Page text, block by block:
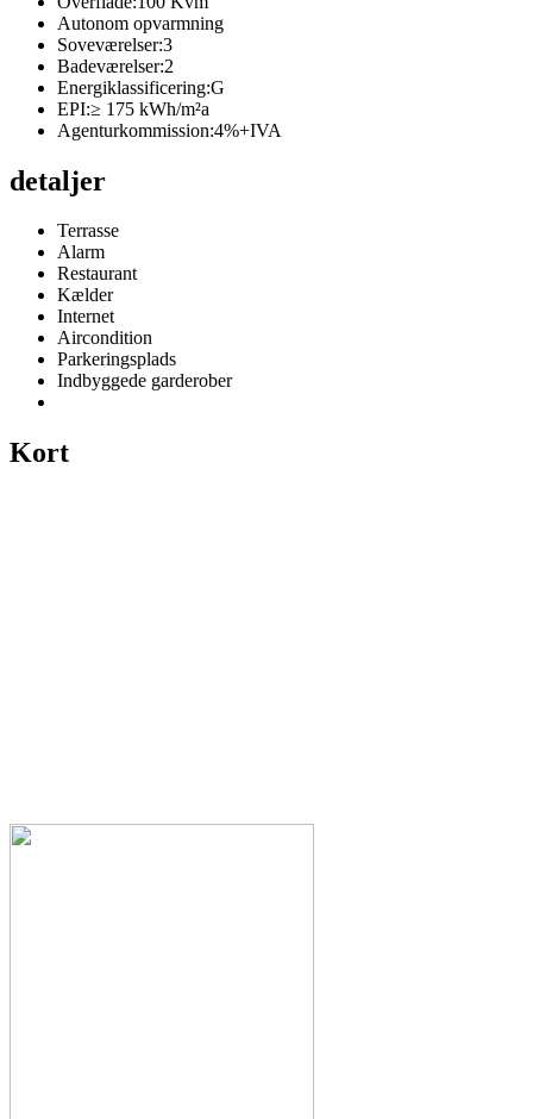
Autonom opvarmning
Soveværelser:3
Badeværelser:2
Energiklassificering:G
EPI:≥ 175 kWh/m²a
Agenturkommission:4%+IVA
detaljer
Terrasse
Alarm
Restaurant
Kælder
Internet
Aircondition
Parkeringsplads
Indbyggede garderober
Kort